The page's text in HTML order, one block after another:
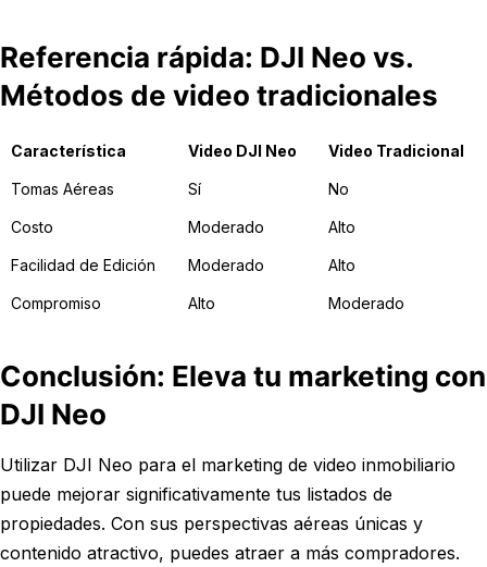
Referencia rápida: DJI Neo vs.
Métodos de video tradicionales
Característica Video DJI Neo Video Tradicional
Tomas Aéreas Sí No
Costo Moderado Alto
Facilidad de Edición Moderado Alto
Compromiso Alto Moderado
Conclusión: Eleva tu marketing con
DJI Neo
Utilizar DJI Neo para el marketing de video inmobiliario
puede mejorar significativamente tus listados de
propiedades. Con sus perspectivas aéreas únicas y
contenido atractivo, puedes atraer a más compradores.